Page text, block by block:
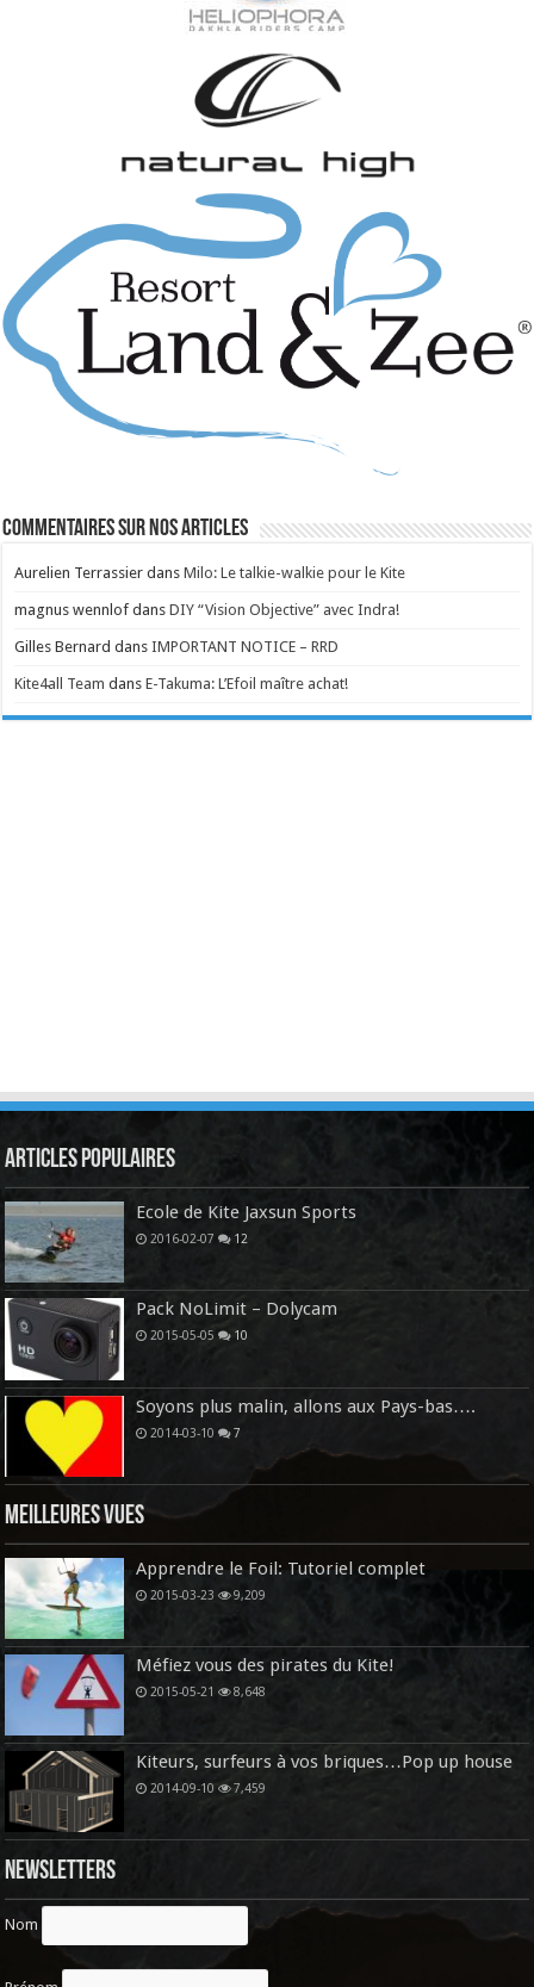
Commentaires sur nos articles
Aurelien Terrassier dansMilo: Le talkie-walkie pour le Kite
magnus wennlof dansDIY “Vision Objective” avec Indra!
Gilles Bernard dansIMPORTANT NOTICE – RRD
Kite4all Team dansE-Takuma: L’Efoil maître achat!
Articles Populaires
Ecole de Kite Jaxsun Sports
2016-02-07 12
Pack NoLimit – Dolycam
2015-05-05 10
Soyons plus malin, allons aux Pays-bas….
2014-03-10 7
Meilleures vues
Apprendre le Foil: Tutoriel complet
2015-03-23 9,209
Méfiez vous des pirates du Kite!
2015-05-21 8,648
Kiteurs, surfeurs à vos briques…Pop up house
2014-09-10 7,459
Newsletters
Nom